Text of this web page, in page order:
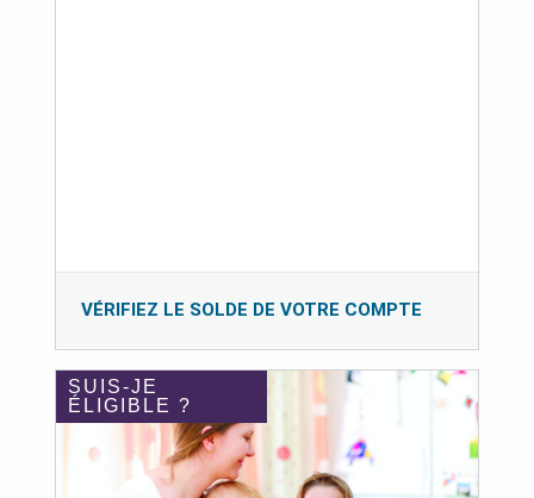
VÉRIFIEZ LE SOLDE DE VOTRE COMPTE
SUIS-JE
ÉLIGIBLE ?